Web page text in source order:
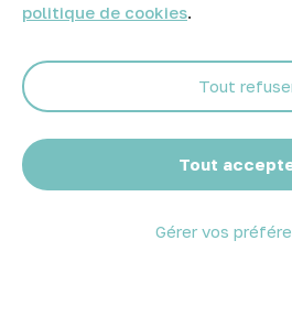
politique de cookies.
Tout
Tout
Gérer vos
Abonnez-
© 2026 Atelier Piscine - Tous